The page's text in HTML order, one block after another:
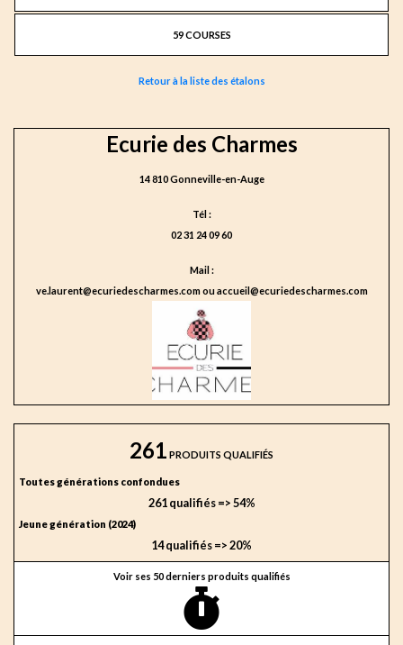
59 COURSES
Retour à la liste des étalons
Ecurie des Charmes
14 810 Gonneville-en-Auge
Tél :
02 31 24 09 60
Mail :
ve.laurent@ecuriedescharmes.com ou accueil@ecuriedescharmes.com
261 PRODUITS QUALIFIÉS
Toutes générations confondues
261 qualifiés => 54%
Jeune génération (2024)
14 qualifiés => 20%
Voir ses 50 derniers produits qualifiés